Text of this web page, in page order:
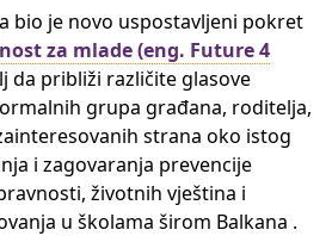
bio je novo uspostavljeni pokret
za mlade (eng. Future 4
da približi različite glasove
grupa građana, roditelja,
strana oko istog
i zagovaranja prevencije
životnih vještina i
u školama širom Balkana .